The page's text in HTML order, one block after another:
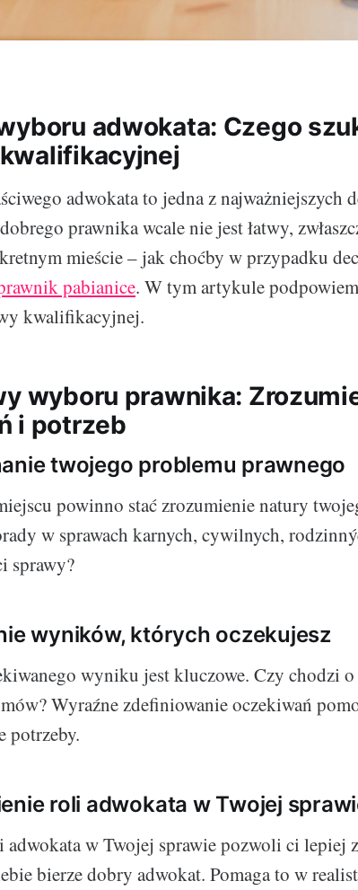
adwokata: Czego
adwokata to jedna z najważniejszych
prawnika wcale nie jest łatwy,
mieście – jak choćby w przypadku
pabianice. W tym artykule
kwalifikacyjnej.
wyboru prawnika:
i potrzeb
twojego problemu prawnego
powinno stać zrozumienie natury
w sprawach karnych, cywilnych,
sprawy?
wyników, których oczekujesz
wyniku jest kluczowe. Czy chodzi
Wyraźne zdefiniowanie oczekiwań
potrzeby.
roli adwokata w Twojej
adwokata w Twojej sprawie pozwoli ci lepiej
bierze dobry adwokat. Pomaga to w